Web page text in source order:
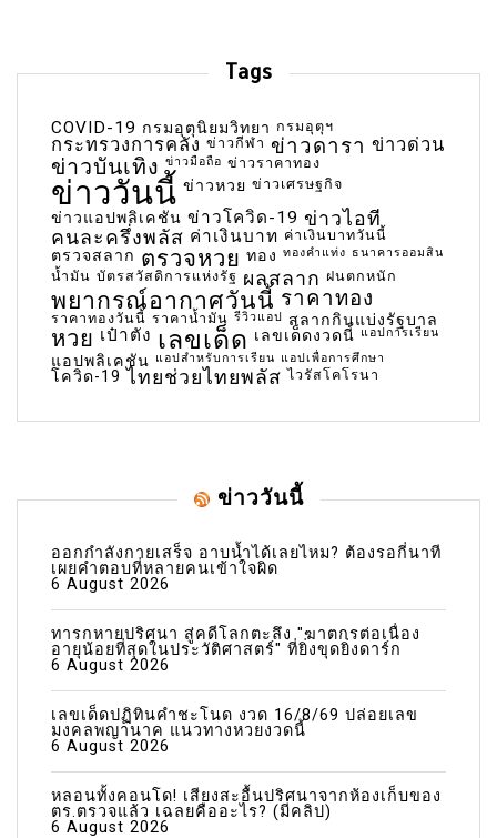
Tags
COVID-19 กรมอุตุนิยมวิทยา กรมอุตุฯ
กระทรวงการคลัง ข่าวกีฬา ข่าวดารา ข่าวด่วน
ข่าวบันเทิง ข่าวมือถือ ข่าวราคาทอง
ข่าววันนี้ ข่าวหวย ข่าวเศรษฐกิจ
ข่าวแอปพลิเคชัน ข่าวโควิด-19 ข่าวไอที
คนละครึ่งพลัส ค่าเงินบาท ค่าเงินบาทวันนี้
ตรวจสลาก ตรวจหวย ทอง ทองคำแท่ง ธนาคารออมสิน
น้ำมัน บัตรสวัสดิการแห่งรัฐ ผลสลาก ฝนตกหนัก
พยากรณ์อากาศวันนี้ ราคาทอง
ราคาทองวันนี้ ราคาน้ำมัน รีวิวแอป สลากกินแบ่งรัฐบาล
หวย เป๋าตัง เลขเด็ด เลขเด็ดงวดนี้ แอปการเรียน
แอปพลิเคชัน แอปสำหรับการเรียน แอปเพื่อการศึกษา
โควิด-19 ไทยช่วยไทยพลัส ไวรัสโคโรนา
ข่าววันนี้
ออกกำลังกายเสร็จ อาบน้ำได้เลยไหม? ต้องรอกี่นาที
เผยคำตอบที่หลายคนเข้าใจผิด
6 August 2026
ทารกหายปริศนา สู่คดีโลกตะลึง "ฆาตกรต่อเนื่อง
อายุน้อยที่สุดในประวัติศาสตร์" ที่ยิ่งขุดยิ่งดาร์ก
6 August 2026
เลขเด็ดปฏิทินคำชะโนด งวด 16/8/69 ปล่อยเลข
มงคลพญานาค แนวทางหวยงวดนี้
6 August 2026
หลอนทั้งคอนโด! เสียงสะอื้นปริศนาจากห้องเก็บของ
ตร.ตรวจแล้ว เฉลยคืออะไร? (มีคลิป)
6 August 2026